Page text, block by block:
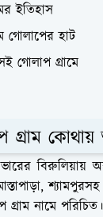
ইতিহাস
গোলাপের হাট
গোলাপ গ্রামে
গ্রাম কোথায়
বিরুলিয়ায়
গ্রাম নামে পরিচিত।